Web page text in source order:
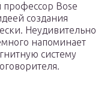
Bose
создания
Неудивительно
напоминает
систему